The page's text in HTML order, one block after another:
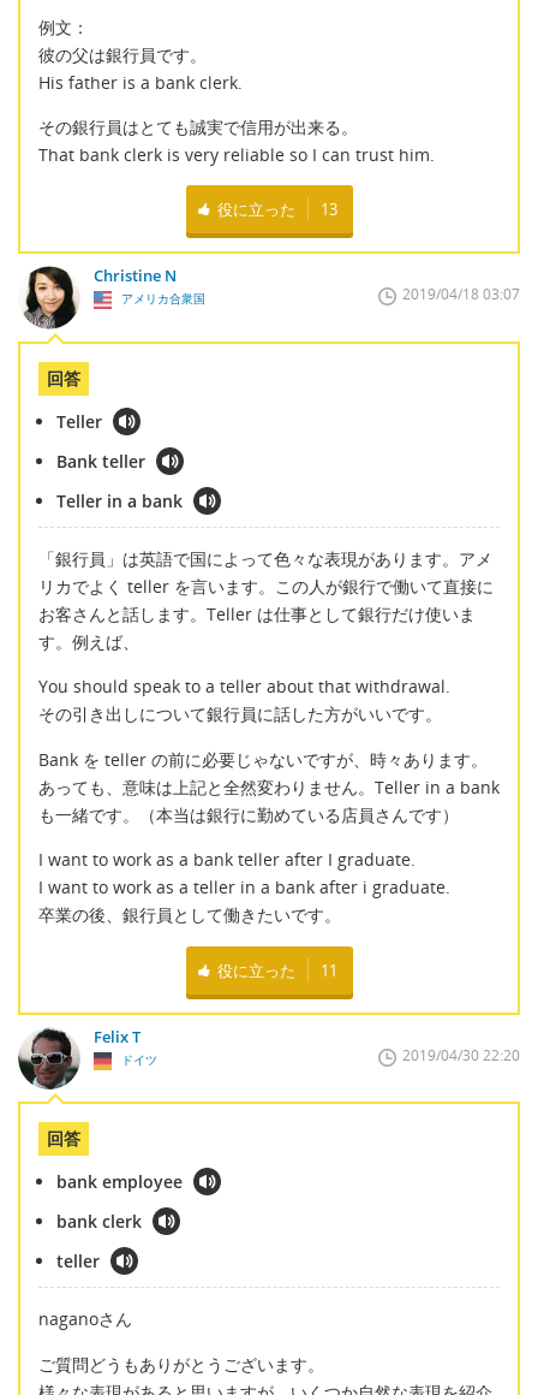
例文：
彼の父は銀行員です。
His father is a bank clerk.
その銀行員はとても誠実で信用が出来る。
That bank clerk is very reliable so I can trust him.
役に立った 13
Christine N
アメリカ合衆国 2019/04/18 03:07
回答
Teller
Bank teller
Teller in a bank
「銀行員」は英語で国によって色々な表現があります。アメ
リカでよく teller を言います。この人が銀行で働いて直接に
お客さんと話します。Teller は仕事として銀行だけ使いま
す。例えば、
You should speak to a teller about that withdrawal.
その引き出しについて銀行員に話した方がいいです。
Bank を teller の前に必要じゃないですが、時々あります。
あっても、意味は上記と全然変わりません。Teller in a bank
も一緒です。（本当は銀行に勤めている店員さんです）
I want to work as a bank teller after I graduate.
I want to work as a teller in a bank after i graduate.
卒業の後、銀行員として働きたいです。
役に立った 11
Felix T
ドイツ 2019/04/30 22:20
回答
bank employee
bank clerk
teller
naganoさん
ご質問どうもありがとうございます。